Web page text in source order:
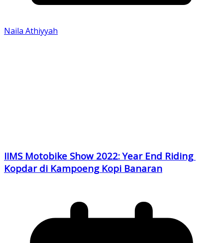
Naila Athiyyah
IIMS Motobike Show 2022: Year End Riding
Kopdar di Kampoeng Kopi Banaran